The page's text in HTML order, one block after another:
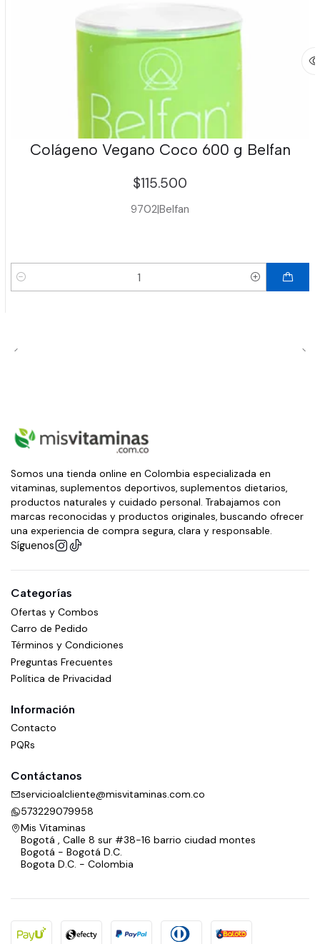
Colágeno Vegano Coco 600 g Belfan
$115.500
9702|Belfan
Cantidad
Somos una tienda online en Colombia especializada en
vitaminas, suplementos deportivos, suplementos dietarios,
productos naturales y cuidado personal. Trabajamos con
marcas reconocidas y productos originales, buscando ofrecer
una experiencia de compra segura, clara y responsable.
Síguenos
Categorías
Ofertas y Combos
Carro de Pedido
Términos y Condiciones
Preguntas Frecuentes
Política de Privacidad
Información
Contacto
PQRs
Contáctanos
servicioalcliente@misvitaminas.com.co
573229079958
Mis Vitaminas
Bogotá , Calle 8 sur #38-16 barrio ciudad montes
Bogotá - Bogotá D.C.
Bogota D.C. - Colombia